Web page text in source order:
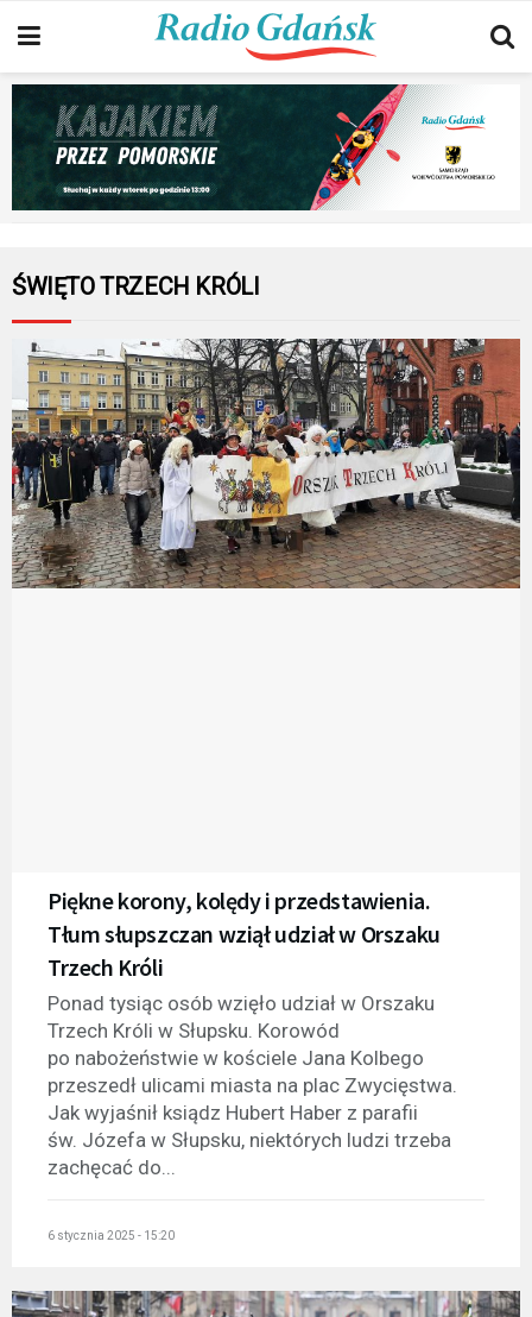
ŚWIĘTO TRZECH KRÓLI
Piękne korony, kolędy i przedstawienia.
Tłum słupszczan wziął udział w Orszaku
Trzech Króli
Ponad tysiąc osób wzięło udział w Orszaku
Trzech Króli w Słupsku. Korowód
po nabożeństwie w kościele Jana Kolbego
przeszedł ulicami miasta na plac Zwycięstwa.
Jak wyjaśnił ksiądz Hubert Haber z parafii
św. Józefa w Słupsku, niektórych ludzi trzeba
zachęcać do...
6 stycznia 2025 - 15:20